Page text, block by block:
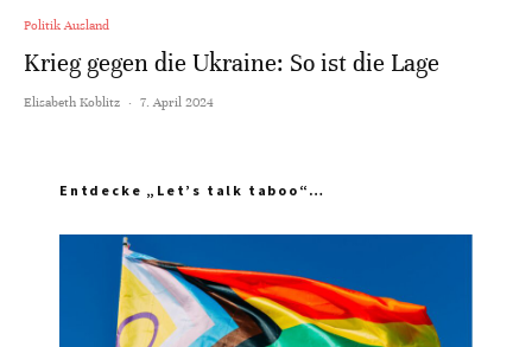
Politik Ausland
Krieg gegen die Ukraine: So ist die Lage
Elisabeth Koblitz · 7. April 2024
Entdecke „Let’s talk taboo“…